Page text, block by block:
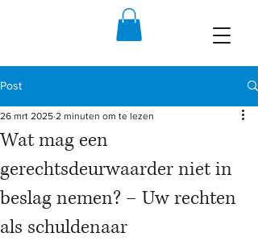
Post
Wat mag een
gerechtsdeurwaarder niet in
beslag nemen? – Uw rechten
als schuldenaar
26 mrt 2025 2 minuten om te lezen